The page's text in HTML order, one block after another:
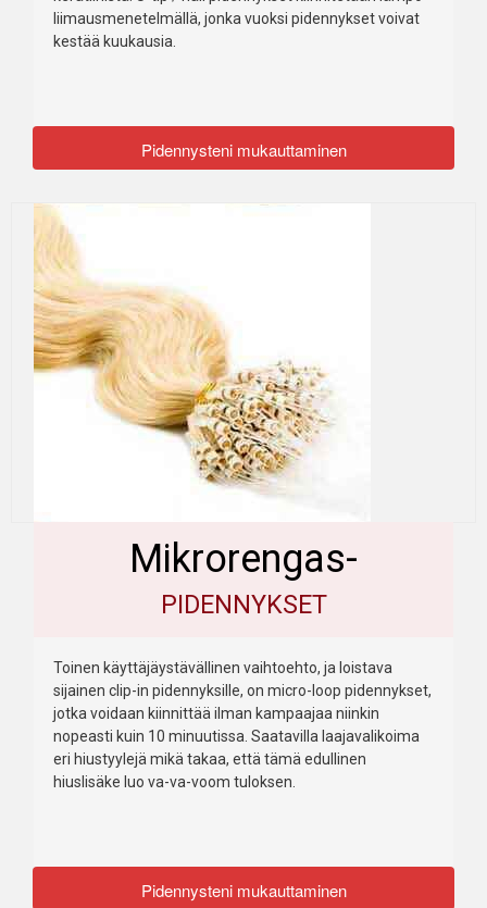
liimausmenetelmällä, jonka vuoksi pidennykset voivat
kestää kuukausia.
Pidennysteni mukauttaminen
Mikrorengas-
PIDENNYKSET
Toinen käyttäjäystävällinen vaihtoehto, ja loistava
sijainen clip-in pidennyksille, on micro-loop pidennykset,
jotka voidaan kiinnittää ilman kampaajaa niinkin
nopeasti kuin 10 minuutissa. Saatavilla laajavalikoima
eri hiustyylejä mikä takaa, että tämä edullinen
hiuslisäke luo va-va-voom tuloksen.
Pidennysteni mukauttaminen